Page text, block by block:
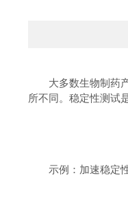
大多数生物制药
所不同。稳定性测试
示例：加速稳定